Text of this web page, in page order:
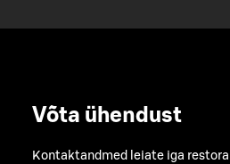
Võta ühendust
Kontaktandmed leiate iga